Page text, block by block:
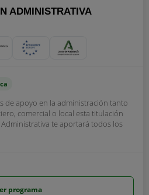
ADMINISTRATIVA
de apoyo en la administración tanto
comercial o local esta titulación
te aportará todos los
programa